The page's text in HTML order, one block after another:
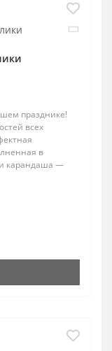
празднике!
всех
в
и карандаша —